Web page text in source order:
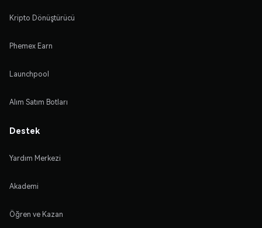
Kripto Dönüştürücü
Phemex Earn
Launchpool
Alım Satım Botları
Destek
Yardım Merkezi
Akademi
Öğren ve Kazan